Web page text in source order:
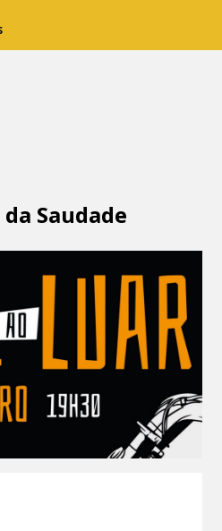
Saudade